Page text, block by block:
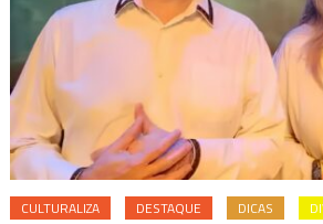
CULTURALIZA DESTAQUE DICAS